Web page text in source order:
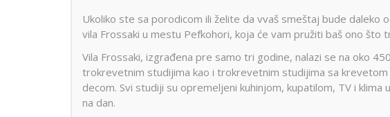
Ukoliko ste sa porodicom ili želite da vvaš smeštaj bude daleko
vila Frossaki u mestu Pefkohori, koja će vam pružiti baš ono što
Vila Frossaki, izgrađena pre samo tri godine, nalazi se na oko
trokrevetnim studijima kao i trokrevetnim studijima sa
decom. Svi studiji su opremeljeni kuhinjom, kupatilom, TV i
na dan.